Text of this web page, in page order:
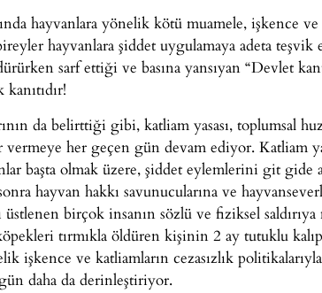
hayvanlara yönelik kötü muamele, işkence
hayvanlara şiddet uygulamaya adeta
sarf ettiği ve basına yansıyan “Devlet
da belirttiği gibi, katliam yasası, toplumsal
her geçen gün devam ediyor. Katliam
başta olmak üzere, şiddet eylemlerini git gide
hayvan hakkı savunucularına ve
üstlenen birçok insanın sözlü ve fiziksel
tırmıkla öldüren kişinin 2 ay tutuklu
işkence ve katliamların cezasızlık
daha da derinleştiriyor.